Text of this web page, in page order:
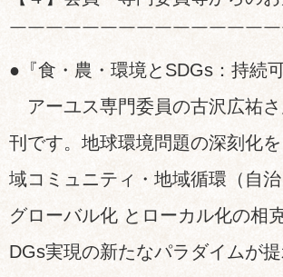
￣￣￣￣￣￣￣￣￣￣￣￣￣￣
●『食・農・環境とSDGs：持続
アーユス専門委員の古沢広祐
刊です。地球環境問題の深刻化
域コミュニティ・地域循環（自
グローバル化 とローカル化の相
DGs実現の新たなパラダイムが